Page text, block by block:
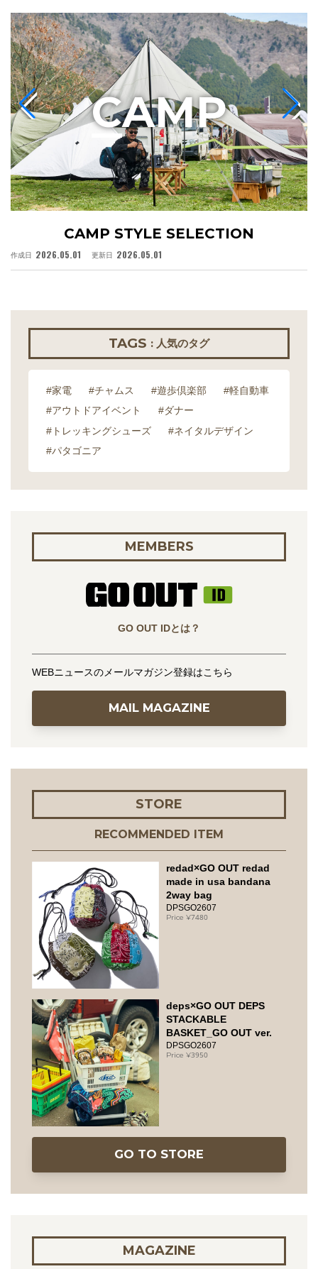
CAMP STYLE SELECTION
作成日 2026.05.01 更新日 2026.05.01
CAMP
TAGS : 人気のタグ
#家電 #チャムス #遊歩倶楽部
#軽自動車
#アウトドアイベント
#ダナー
#トレッキングシューズ
#ネイタルデザイン
#パタゴニア
MEMBERS
GO OUT IDとは？
WEBニュースのメールマガジン登録はこちら
MAIL MAGAZINE
STORE
RECOMMENDED ITEM
redad×GO OUT redad
made in usa bandana
2way bag
DPSGO2607
7480
deps×GO OUT DEPS
STACKABLE
BASKET_GO OUT ver.
DPSGO2607
3950
GO TO STORE
MAGAZINE